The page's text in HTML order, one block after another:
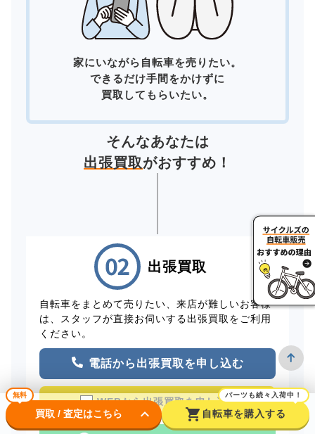
家にいながら自転車を売りたい。
できるだけ手間をかけずに
買取してもらいたい。
そんなあなたは
出張買取がおすすめ！
出張買取
自転車をまとめて売りたい、来店が難しいお客様
は、スタッフが直接お伺いする出張買取をご利用
ください。
電話から出張買取を申し込む
WEBから出張買取を申し込む
無料
買取 / 査定はこちら keyboard_arrow_down shopping_cart
パーツも続々入荷中！
自転車を購入する